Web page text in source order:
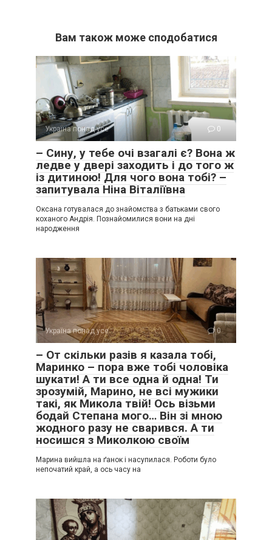
Вам також може сподобатися
Україна понад усе 0
– Сину, у тебе очі взагалі є? Вона ж
ледве у двері заходить і до того ж
із дитиною! Для чого вона тобі? –
запитувала Ніна Віталіївна
Оксана готувалася до знайомства з батьками свого
коханого Андрія. Познайомилися вони на дні
народження
Україна понад усе 0
– От скільки разів я казала тобі,
Маринко – пора вже тобі чоловіка
шукати! А ти все одна й одна! Ти
зрозумій, Марино, не всі мужики
такі, як Микола твій! Ось візьми
бодай Степана мого… Він зі мною
жодного разу не сварився. А ти
носишся з Миколкою своїм
Марина вийшла на ґанок і насупилася. Роботи було
непочатий край, а ось часу на